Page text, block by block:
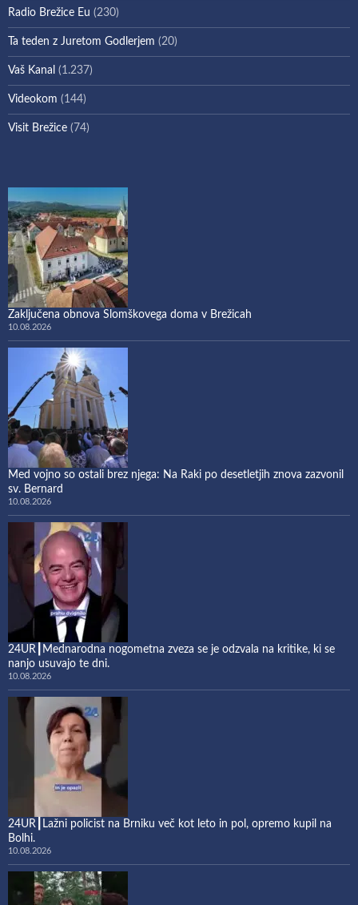
Radio Brežice Eu (230)
Ta teden z Juretom Godlerjem (20)
Vaš Kanal (1.237)
Videokom (144)
Visit Brežice (74)
Zaključena obnova Slomškovega doma v Brežicah
10.08.2026
Med vojno so ostali brez njega: Na Raki po desetletjih znova zazvonil
sv. Bernard
10.08.2026
24UR┃Mednarodna nogometna zveza se je odzvala na kritike, ki se
nanjo usuvajo te dni.
10.08.2026
24UR┃Lažni policist na Brniku več kot leto in pol, opremo kupil na
Bolhi.
10.08.2026